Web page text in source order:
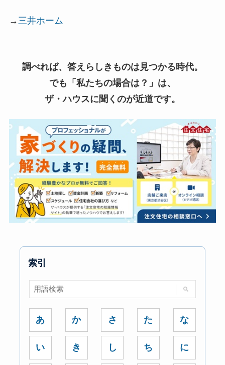
→三井ホーム
調べれば、答えらしきものは見つかる時代。
でも「私たちの場合は？」は、
ザ・ハウスに聞くのが近道です。
索引
あ
い
か
き
さ
し
た
ち
な
に